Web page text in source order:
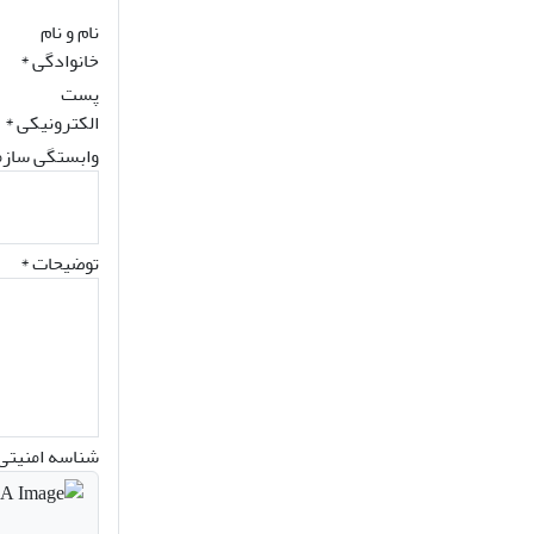
نام و نام
خانوادگی*
پست
الکترونیکی*
وابستگی
توضیحات *
شناسه